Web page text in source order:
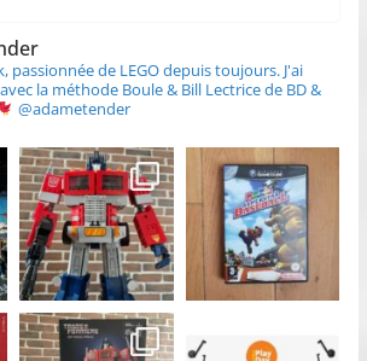
passionnée de LEGO depuis toujours.J'ai
la méthode Boule & Bill Lectrice de BD &
@adametender